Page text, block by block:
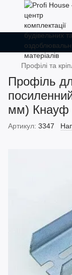
Профілі та
Профіль
мм) Кнауф
Артикул: 3347